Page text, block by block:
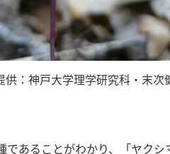
：神戸大学理学研究科・末次
あることがわかり、「ヤクシ